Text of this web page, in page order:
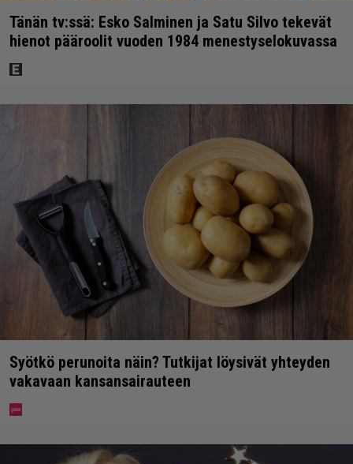
Tänän tv:ssä: Esko Salminen ja Satu Silvo tekevät
hienot pääroolit vuoden 1984 menestyselokuvassa
Syötkö perunoita näin? Tutkijat löysivät yhteyden
vakavaan kansansairauteen